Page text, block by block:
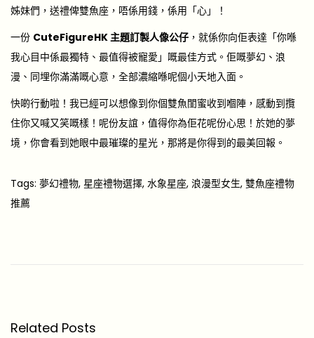
姊妹們，送禮俾雙魚座，唔係用錢，係用「心」！
一份 CuteFigureHK 主題訂製人像公仔 ，就係你向佢表達「你喺
我心目中係最獨特、最值得被寵愛」嘅最佳方式。佢嘅夢幻、浪
漫、同埋你滿滿嘅心意，全部濃縮喺呢個小天地入面。
快啲行動啦！我已經可以想像到你個雙魚閨蜜收到嗰陣，感動到攬
住你又喊又笑嘅樣！呢份友誼，值得你為佢花呢份心思！於她的夢
境，你會看到她眼中最璀璨的星光，那將是你得到的最美回報。
Tags: 夢幻禮物, 星座禮物選擇, 水象星座, 浪漫型女生, 雙魚座禮物
推薦
咩
Related Posts